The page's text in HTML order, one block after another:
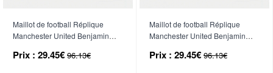
Maillot de football Réplique
Manchester United Benjamin
2026-27 Manche Courte (+
Prix : 29.45€ 96.13€
Maillot de football Réplique
Manchester United Benjamin
2026-27 Manche Courte (+
Prix : 29.45€ 96.13€